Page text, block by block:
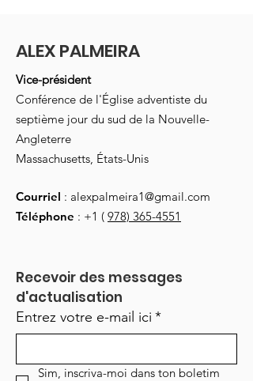
ALEX PALMEIRA
Vice-président
Conférence de l'Église adventiste du
septième jour du sud de la Nouvelle-
Angleterre
Massachusetts, États-Unis
Courriel : alexpalmeira1@gmail.com
Téléphone : +1 ( 978) 365-4551
Recevoir des messages
d'actualisation
Entrez votre e-mail ici *
Sim, inscriva-moi dans ton boletim